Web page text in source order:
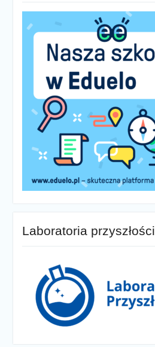
Laboratoria przyszłości